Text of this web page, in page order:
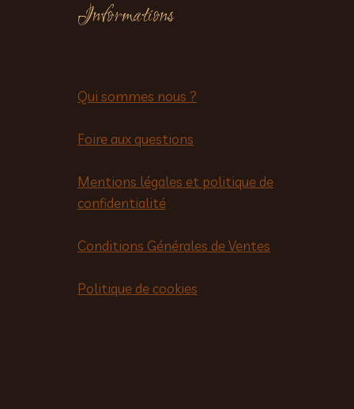
Informations
Qui sommes nous ?
Foire aux questions
Mentions légales et politique de
confidentialité
Conditions Générales de Ventes
Politique de cookies